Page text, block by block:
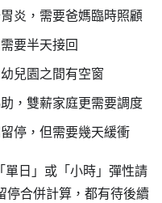
炎，需要爸媽臨時照顧
要半天接回
兒園之間有空窗
，雙薪家庭更需要調度
停，但需要幾天緩衝
日」或「小時」彈性請
停合併計算，都有待後續